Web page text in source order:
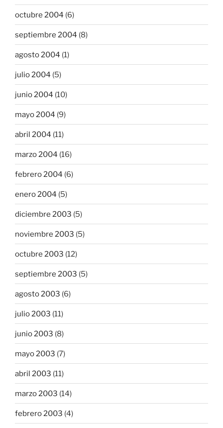
octubre 2004 (6)
septiembre 2004 (8)
agosto 2004 (1)
julio 2004 (5)
junio 2004 (10)
mayo 2004 (9)
abril 2004 (11)
marzo 2004 (16)
febrero 2004 (6)
enero 2004 (5)
diciembre 2003 (5)
noviembre 2003 (5)
octubre 2003 (12)
septiembre 2003 (5)
agosto 2003 (6)
julio 2003 (11)
junio 2003 (8)
mayo 2003 (7)
abril 2003 (11)
marzo 2003 (14)
febrero 2003 (4)